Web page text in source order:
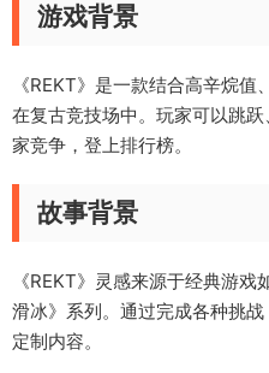
游戏背景
《REKT》是一款结合高辛烷
在复古竞技场中。玩家可以跳
家竞争，登上排行榜。
故事背景
《REKT》灵感来源于经典游
滑冰》系列。通过完成各种挑
定制内容。